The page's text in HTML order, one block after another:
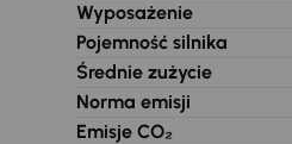
Wyposażenie
Pojemność silnika
Średnie zużycie
Norma emisji
Emisje CO₂